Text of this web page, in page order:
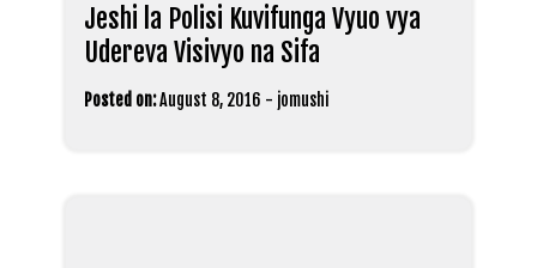
Jeshi la Polisi Kuvifunga Vyuo vya
Udereva Visivyo na Sifa
Posted on:August 8, 2016 - jomushi